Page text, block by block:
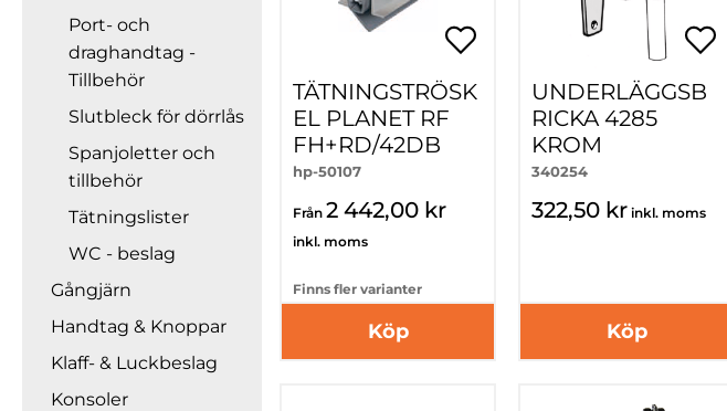
Port- och
draghandtag -
Tillbehör
Slutbleck för dörrlås
Spanjoletter och
tillbehör
Tätningslister
WC - beslag
Gångjärn
Handtag & Knoppar
Klaff- & Luckbeslag
Konsoler
TÄTNINGSTRÖSK
EL PLANET RF
FH+RD/42DB
hp-50107
Från 2 442,00 kr
inkl. moms
Finns fler varianter
Köp
UNDERLÄGGSB
RICKA 4285
KROM
340254
322,50 kr inkl. moms
Köp